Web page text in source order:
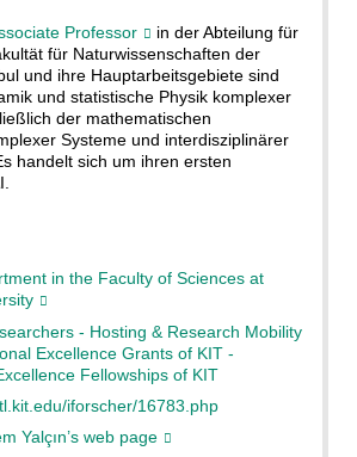
Professor
in der Abteilung für
für Naturwissenschaften der
und ihre Hauptarbeitsgebiete sind
und statistische Physik komplexer
der mathematischen
Systeme und interdisziplinärer
handelt sich um ihren ersten
in the Faculty of Sciences at
- Hosting & Research Mobility
Excellence Grants of KIT -
Fellowships of KIT
iforscher/16783.php
Yalçın’s web page